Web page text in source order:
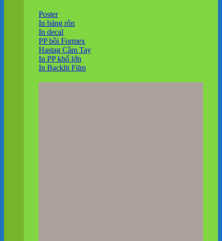
Poster
In băng rôn
In decal
PP bồi Formex
Hastag Cầm Tay
In PP khổ lớn
In Backlit Film